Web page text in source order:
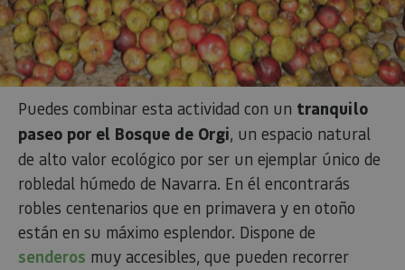
Puedes combinar esta actividad con un tranquilo
paseo por el Bosque de Orgi, un espacio natural
de alto valor ecológico por ser un ejemplar único de
robledal húmedo de Navarra. En él encontrarás
robles centenarios que en primavera y en otoño
están en su máximo esplendor. Dispone de
senderos muy accesibles, que pueden recorrer